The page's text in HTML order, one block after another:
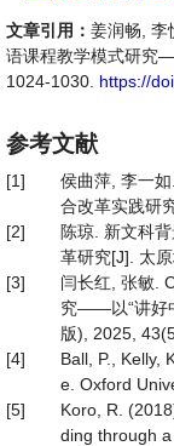
文章引用： 姜润畅, 李
语课程教学模式研究
1024-1030. https://
参考文献
[1]
侯曲萍, 李一
合改革实践研
[2]
陈琼. 新文科
革研究[J]. 太
[3]
闫长红, 张敏.
究——以“讲好
版), 2025,
[4]
Ball, P., Kelly,
e. Oxford
[5]
Koro, R.
ding through a